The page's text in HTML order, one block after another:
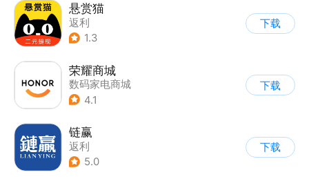
悬赏猫
返利
1.3
下载
荣耀商城
数码家电商城
4.1
下载
链赢
返利
5.0
下载